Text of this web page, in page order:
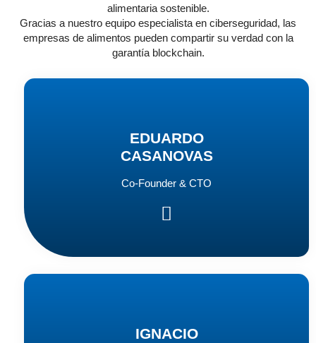
alimentaria sostenible.
Gracias a nuestro equipo especialista en ciberseguridad, las
empresas de alimentos pueden compartir su verdad con la
garantía blockchain.
EDUARDO
CASANOVAS
Co-Founder & CTO
IGNACIO